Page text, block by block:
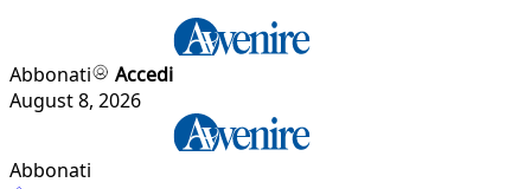
Abbonati
Accedi
August 8, 2026
Abbonati